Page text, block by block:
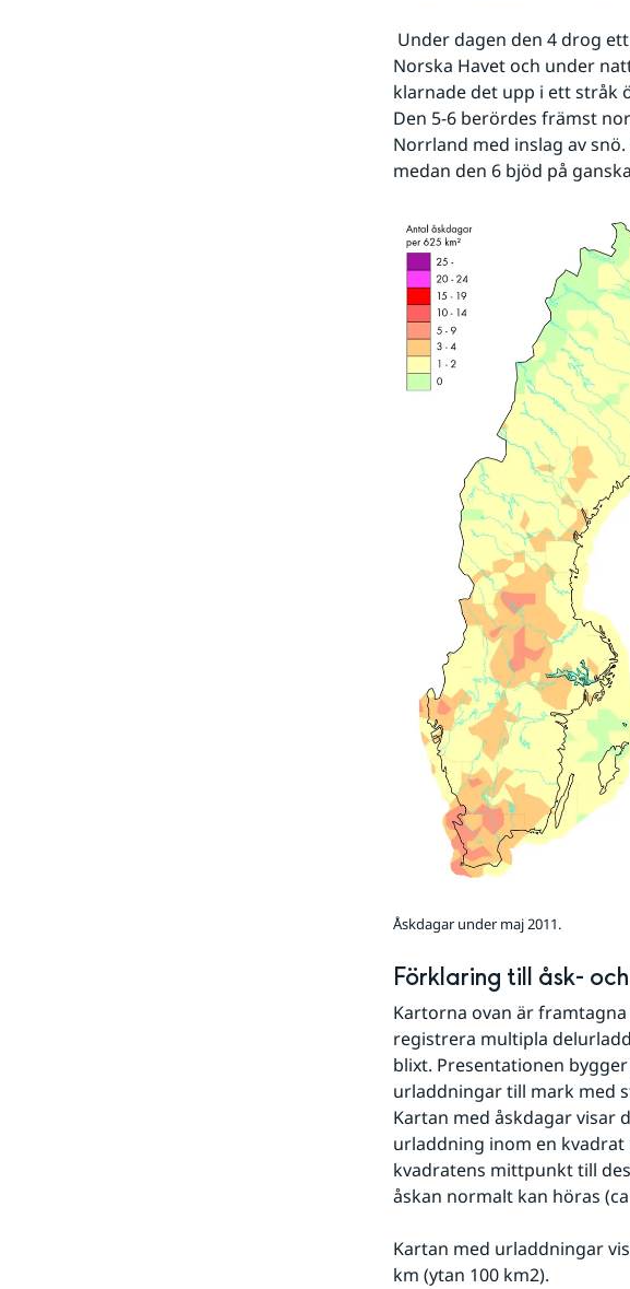
Norska Havet och under
klarnade det upp i ett stråk
Den 5-6 berördes främst
Norrland med inslag av
medan den 6 bjöd på
Åskdagar under maj 2011.
Förklaring till åsk-
Kartorna ovan är
registrera multipla
blixt. Presentationen
urladdningar till mark med
Kartan med åskdagar visar
urladdning inom en kvadrat
kvadratens mittpunkt till
åskan normalt kan höras
Kartan med urladdningar
km (ytan 100 km2).